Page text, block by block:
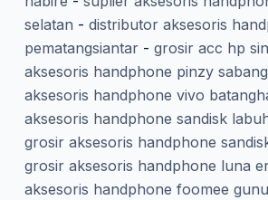
selatan - distributor aksesoris
pematangsiantar- grosir acc hp
aksesoris handphone pinzy sabang
aksesoris handphone vivo
aksesoris handphone sandisk
grosir aksesoris handphone
grosir aksesoris handphone luna
aksesoris handphone foomee